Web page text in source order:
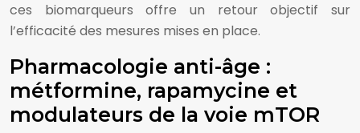
ces biomarqueurs offre un retour objectif sur
l’efficacité des mesures mises en place.
Pharmacologie anti-âge :
métformine, rapamycine et
modulateurs de la voie mTOR